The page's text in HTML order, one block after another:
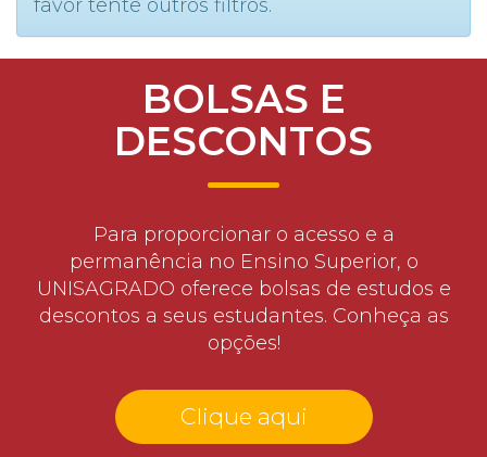
favor tente outros filtros.
BOLSAS E
DESCONTOS
Para proporcionar o acesso e a
permanência no Ensino Superior, o
UNISAGRADO oferece bolsas de estudos e
descontos a seus estudantes. Conheça as
opções!
Clique aqui